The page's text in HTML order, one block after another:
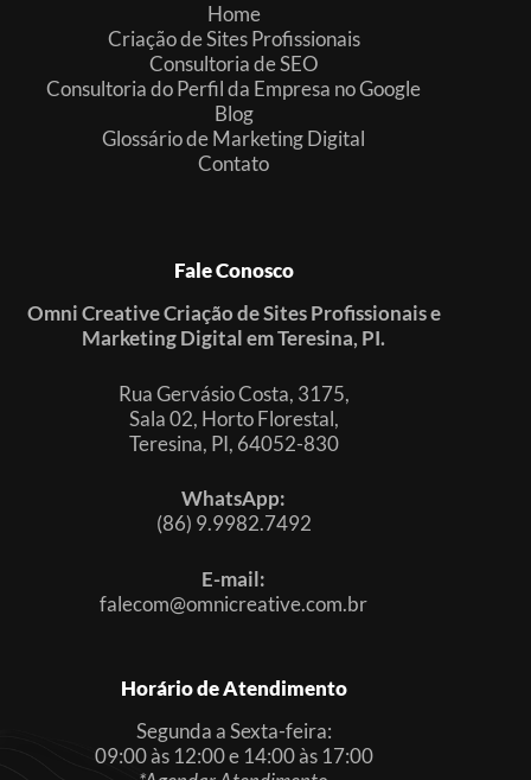
Home
Criação de Sites Profissionais
Consultoria de SEO
Consultoria do Perfil da Empresa no Google
Blog
Glossário de Marketing Digital
Contato
Fale Conosco
Omni Creative Criação de Sites Profissionais e
Marketing Digital em Teresina, PI.
Rua Gervásio Costa, 3175,
Sala 02, Horto Florestal,
Teresina, PI, 64052-830
WhatsApp:
(86) 9.9982.7492
E-mail:
falecom@omnicreative.com.br
Horário de Atendimento
Segunda a Sexta-feira:
09:00 às 12:00 e 14:00 às 17:00